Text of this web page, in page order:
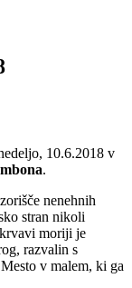
10.6.2018 v
.
nenehnih
stran nikoli
moriji je
razvalin s
v malem, ki ga